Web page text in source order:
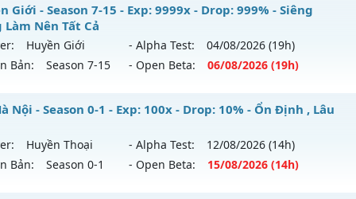
Non Reset
Mu Nguyên bản Webzen
XShield
LÃNH CHÚA__ - CHƠI LÀ NGHIỀN
mới ra tháng 08 2026 - Mở máy chủHÀ NỘIvào 08h
300x - Drop: 20%
loại: Mu Nguyên bản Webzen
GoldShield
Giới - Season 7-15 - Exp: 9999x - Drop: 999% - Siêng
Làm Nên Tất Cả
Huyền Giới - Alpha Test: 04/08/2026 (19h)
Bản:
Season 7-15 - Open Beta: 06/08/2026 (19h)
Giới - Siêng Năng Làm Nên Tất Cả
mới ra tháng 08 2026 - Mở máy chủHuyền Giới
9999x - Drop: 999%
Nội - Season 0-1 - Exp: 100x - Drop: 10% - Ổn Định , Lâu
Huyền Thoại - Alpha Test: 12/08/2026 (14h)
Bản:
Season 0-1 - Open Beta: 15/08/2026 (14h)